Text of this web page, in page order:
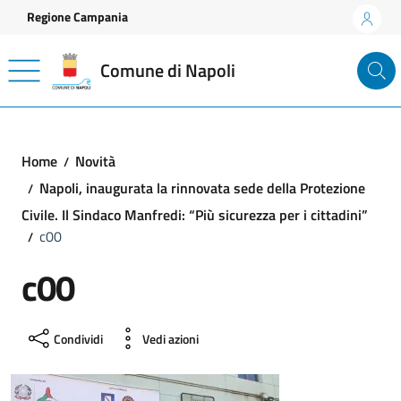
Vai ai contenuti
Vai al footer
Regione Campania
Comune di Napoli
Home
Novità
Napoli, inaugurata la rinnovata sede della Protezione
Civile. Il Sindaco Manfredi: “Più sicurezza per i cittadini”
c00
c00
Condividi Vedi azioni